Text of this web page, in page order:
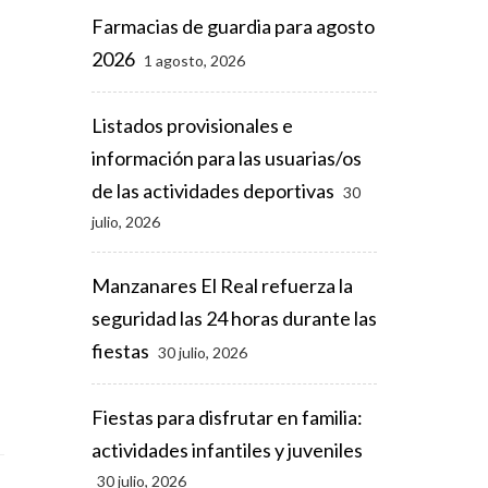
Farmacias de guardia para agosto
2026 1 agosto, 2026
Listados provisionales e
información para las usuarias/os
de las actividades deportivas 30
julio, 2026
Manzanares El Real refuerza la
seguridad las 24 horas durante las
fiestas 30 julio, 2026
Fiestas para disfrutar en familia:
actividades infantiles y juveniles
30 julio, 2026